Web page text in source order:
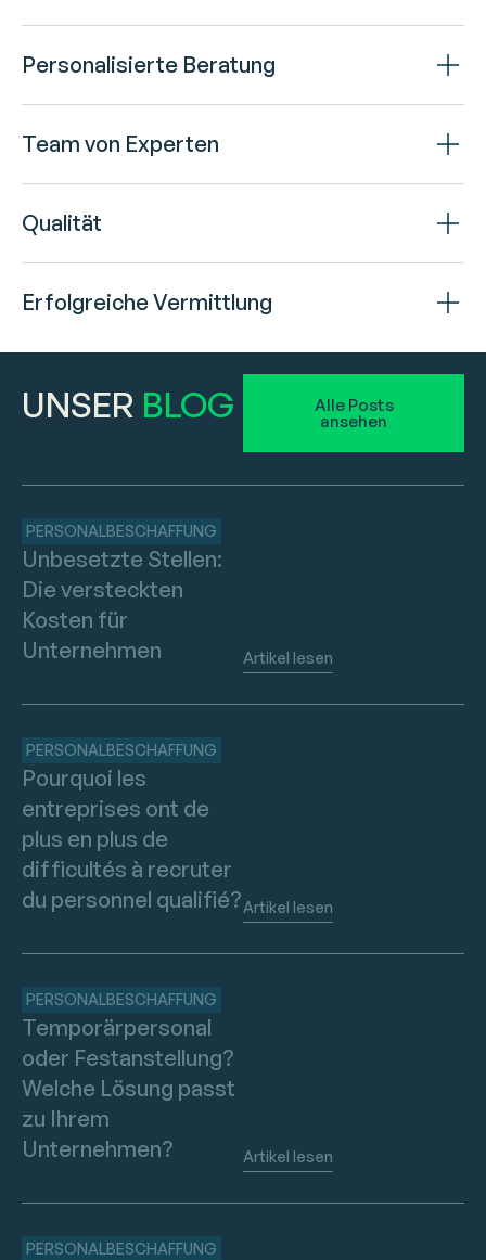
Personalisierte Beratung
Team von Experten
Qualität
Erfolgreiche Vermittlung
UNSER BLOG Alle Posts
ansehen
PERSONALBESCHAFFUNG
Unbesetzte Stellen:
Die versteckten
Kosten für
Unternehmen
Artikel lesen
PERSONALBESCHAFFUNG
Pourquoi les
entreprises ont de
plus en plus de
difficultés à recruter
du personnel qualifié?Artikel lesen
PERSONALBESCHAFFUNG
Temporärpersonal
oder Festanstellung?
Welche Lösung passt
zu Ihrem
Unternehmen?
Artikel lesen
PERSONALBESCHAFFUNG